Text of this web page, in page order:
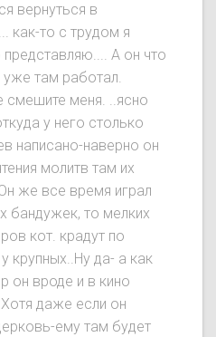
вернуться в
как-то с трудом я
представляю.... А он что
уже там работал.
смешите меня. ..ясно
у него столько
написано-наверно он
молитв там их
же все время играл
бандужек, то мелких
кот. крадут по
крупных..Ну да- а как
он вроде и в кино
даже если он
ему там будет